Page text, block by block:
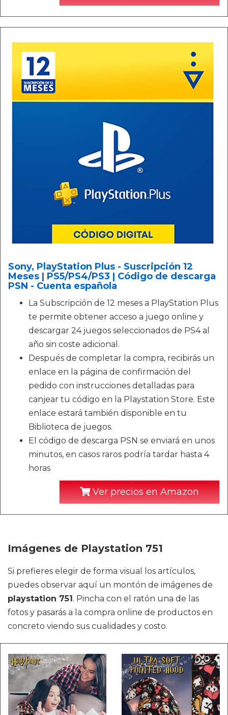
Sony, PlayStation Plus - Suscripción 12
Meses | PS5/PS4/PS3 | Código de descarga
PSN - Cuenta española
La Subscripción de 12 meses a PlayStation Plus
te permite obtener acceso a juego online y
descargar 24 juegos seleccionados de PS4 al
año sin coste adicional.
Después de completar la compra, recibirás un
enlace en la página de confirmación del
pedido con instrucciones detalladas para
canjear tu código en la Playstation Store. Este
enlace estará también disponible en tu
Biblioteca de juegos.
El código de descarga PSN se enviará en unos
minutos, en casos raros podría tardar hasta 4
horas
Ver precios en Amazon
Imágenes de Playstation 751
Si prefieres elegir de forma visual los artículos,
puedes observar aquí un montón de imágenes de
playstation 751. Pincha con el ratón una de las
fotos y pasarás a la compra online de productos en
concreto viendo sus cualidades y costo.